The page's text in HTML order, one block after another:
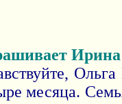
Ирина
месяца.